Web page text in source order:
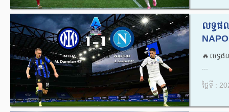
លទ្ធផ
🔥លទ្ធផ
ថ្ងៃទី :